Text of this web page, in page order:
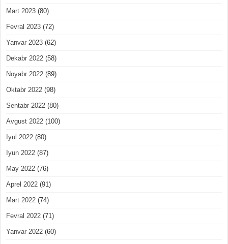
Mart 2023 (80)
Fevral 2023 (72)
Yanvar 2023 (62)
Dekabr 2022 (58)
Noyabr 2022 (89)
Oktabr 2022 (98)
Sentabr 2022 (80)
Avgust 2022 (100)
Iyul 2022 (80)
Iyun 2022 (87)
May 2022 (76)
Aprel 2022 (91)
Mart 2022 (74)
Fevral 2022 (71)
Yanvar 2022 (60)